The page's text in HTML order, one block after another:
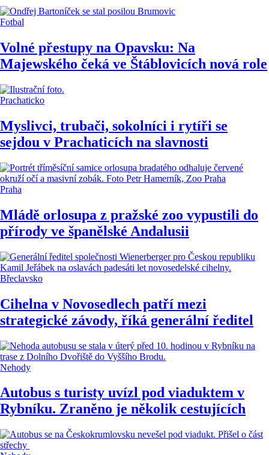
Fotbal
Volné přestupy na Opavsku: Na
Majewského čeká ve Štáblovicích nová role
Prachaticko
Myslivci, trubači, sokolníci i rytíři se
sejdou v Prachaticích na slavnosti
Praha
Mládě orlosupa z pražské zoo vypustili do
přírody ve španělské Andalusii
Břeclavsko
Cihelna v Novosedlech patří mezi
strategické závody, říká generální ředitel
Nehody
Autobus s turisty uvízl pod viaduktem v
Rybníku. Zraněno je několik cestujících